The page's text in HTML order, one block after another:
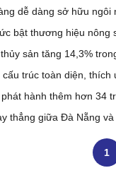
dễ dàng sở hữu ngôi
bật thương hiệu nông
sản tăng 14,3%
trúc toàn diện,
hành thêm hơn 34
1